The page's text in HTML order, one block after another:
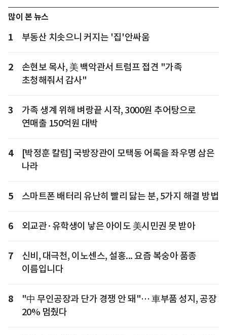
많이 본 뉴스
1 부동산 치솟으니 커지는 '집'안싸움
2
손현보 목사, 美 백악관서 트럼프 접견 "가족
초청해줘서 감사"
3
가족 생계 위해 벼랑끝 시작, 3000원 추어탕으로
연매출 150억원 대박
4
[박정훈 칼럼] 국방장관이 모택동 어록을 좌우명 삼은
나라
5 스마트폰 배터리 유난히 빨리 닳는 분, 5가지 해결 방법
6 외교관·유학생이 낳은 아이도 美시민권 못 받아
7
신비, 대극천, 이노센스, 설홍... 요즘 복숭아 품종
이름입니다
8
"中 무인공장과 단가 경쟁 안 돼"… 車부품 성지, 공장
20% 멈췄다